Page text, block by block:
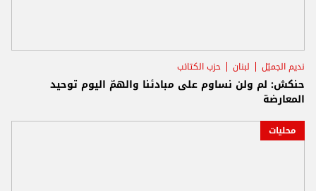
نديم الجميّل لبنان حزب الكتائب
حنكش: لم ولن نساوم على مبادئنا والهمّ اليوم توحيد
المعارضة
محليات